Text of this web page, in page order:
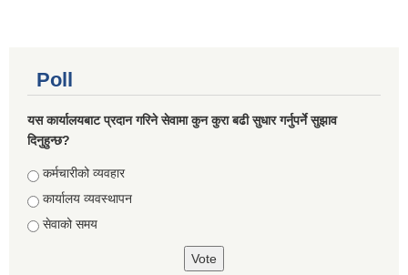
Poll
यस कार्यालयबाट प्रदान गरिने सेवामा कुन कुरा बढी सुधार गर्नुपर्ने सुझाव
दिनुहुन्छ?
Choices
कर्मचारीको व्यवहार
कार्यालय व्यवस्थापन
सेवाको समय